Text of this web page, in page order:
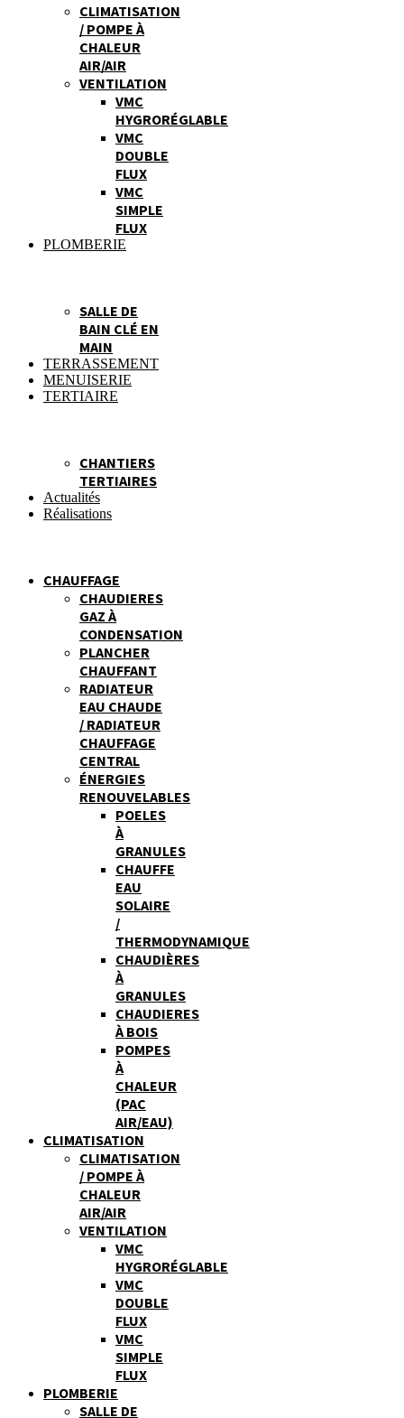
CLIMATISATION
/ POMPE À
CHALEUR
AIR/AIR
VENTILATION
VMC
HYGRORÉGLABLE
VMC
DOUBLE
FLUX
VMC
SIMPLE
FLUX
PLOMBERIE
SALLE DE
BAIN CLÉ EN
MAIN
TERRASSEMENT
MENUISERIE
TERTIAIRE
CHANTIERS
TERTIAIRES
Actualités
Réalisations
CHAUFFAGE
CHAUDIERES
GAZ À
CONDENSATION
PLANCHER
CHAUFFANT
RADIATEUR
EAU CHAUDE
/ RADIATEUR
CHAUFFAGE
CENTRAL
ÉNERGIES
RENOUVELABLES
POELES
À
GRANULES
CHAUFFE
EAU
SOLAIRE
/
THERMODYNAMIQUE
CHAUDIÈRES
À
GRANULES
CHAUDIERES
À BOIS
POMPES
À
CHALEUR
(PAC
AIR/EAU)
CLIMATISATION
CLIMATISATION
/ POMPE À
CHALEUR
AIR/AIR
VENTILATION
VMC
HYGRORÉGLABLE
VMC
DOUBLE
FLUX
VMC
SIMPLE
FLUX
PLOMBERIE
SALLE DE